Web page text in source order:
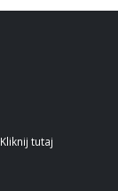
Kliknij tutaj